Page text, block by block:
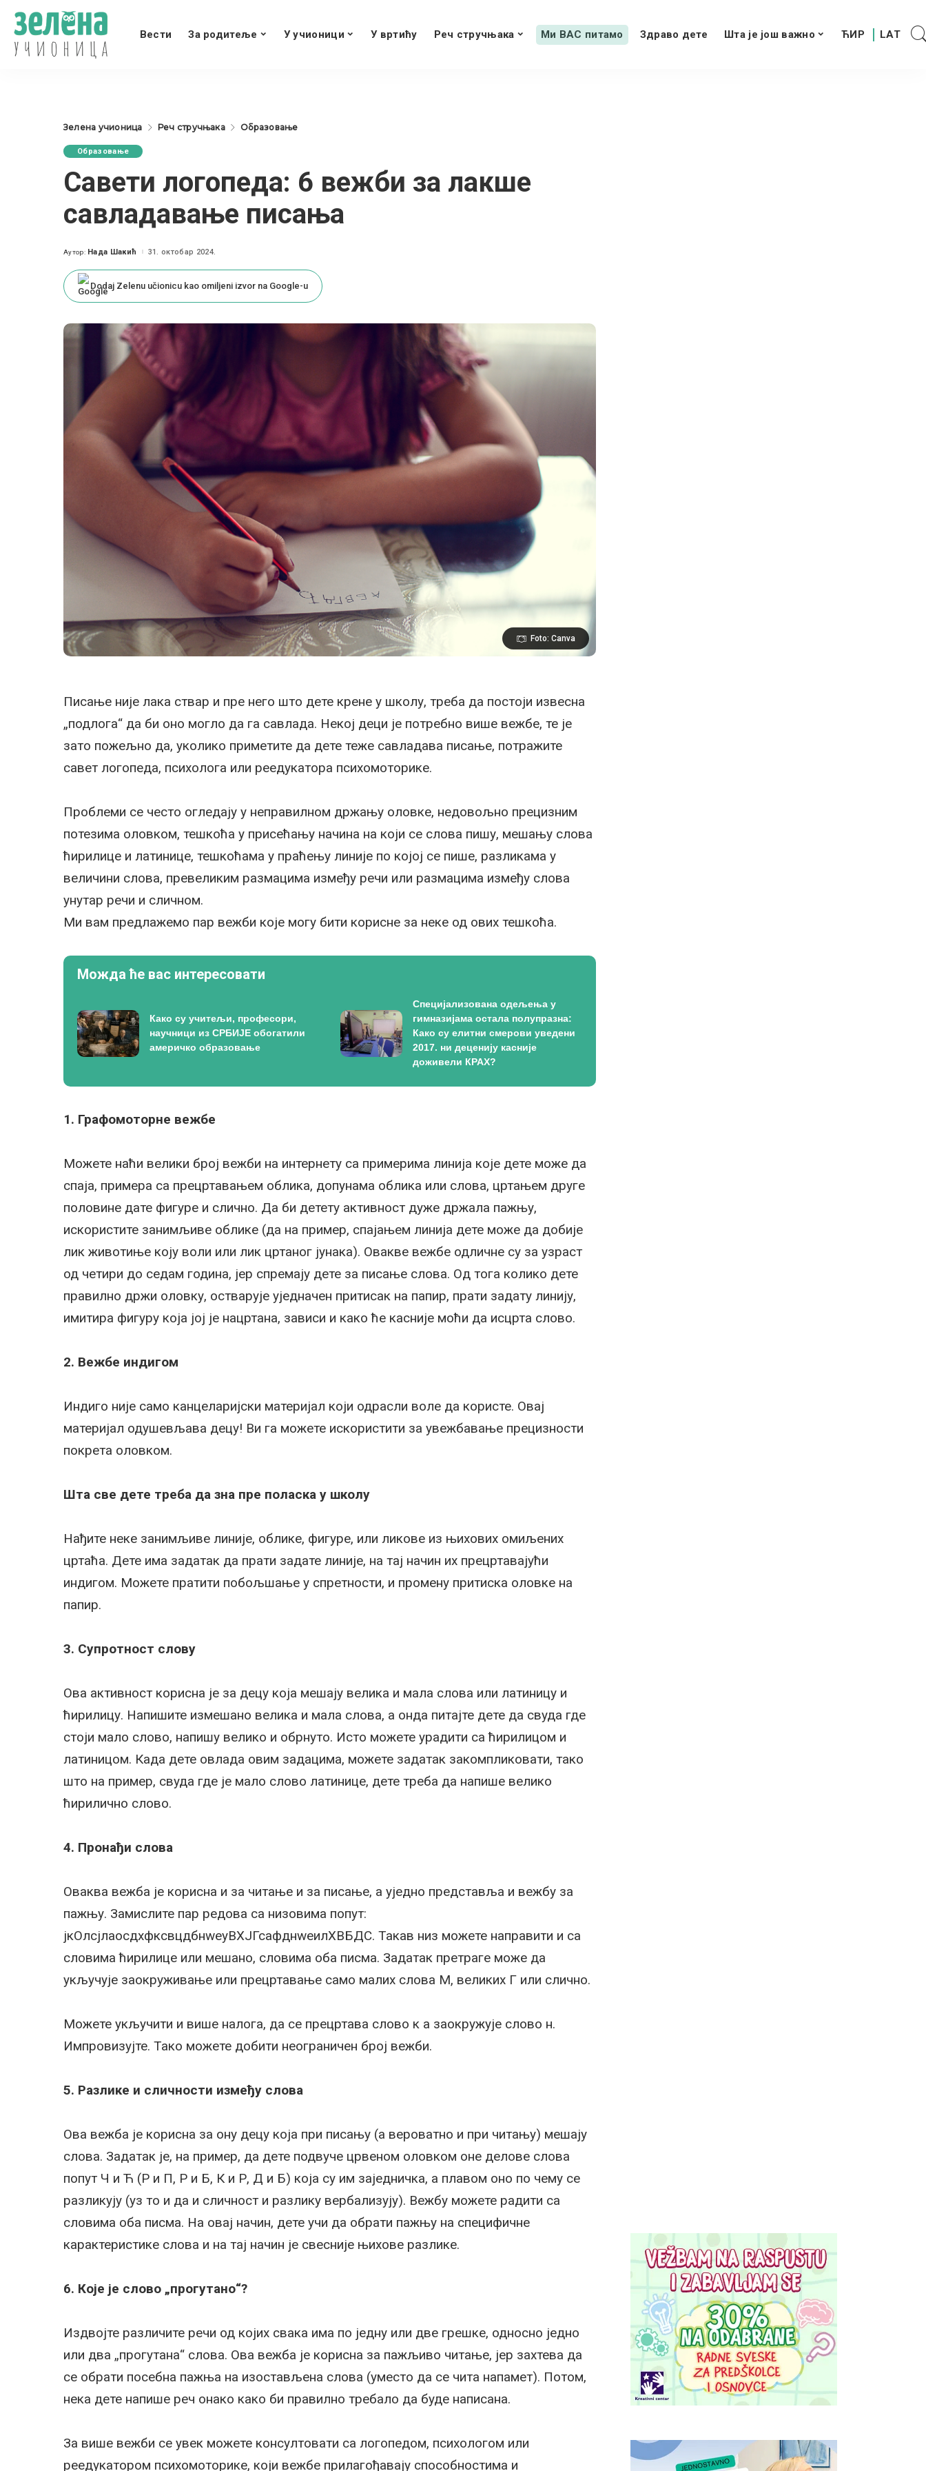
Вести За родитеље У учионици У вртићу Реч стручњака Ми ВАС питамо Здраво дете Шта је још важно
Зелена учионица Реч стручњака Образовање
Образовање
Савети логопеда: 6 вежби за лакше
савладавање писања
Posted
Аутор: Нада Шакић 31. октобар 2024.
Dodaj Zelenu učionicu kao omiljeni izvor na Google-u
Foto: Canva
Писање није лака ствар и пре него што дете крене у школу, треба да постоји извесна
„подлога“ да би оно могло да га савлада. Некој деци је потребно више вежбе, те је
зато пожељно да, уколико приметите да дете теже савладава писање, потражите
савет логопеда, психолога или реедукатора психомоторике.
Проблеми се често огледају у неправилном држању оловке, недовољно прецизним
потезима оловком, тешкоћа у присећању начина на који се слова пишу, мешању слова
ћирилице и латинице, тешкоћама у праћењу линије по којој се пише, разликама у
величини слова, превеликим размацима између речи или размацима између слова
унутар речи и сличном.
Ми вам предлажемо пар вежби које могу бити корисне за неке од ових тешкоћа.
Можда ће вас интересовати
Како су учитељи, професори,
научници из СРБИЈЕ обогатили
америчко образовање
Специјализована одељења у
гимназијама остала полупразна:
Како су елитни смерови уведени
2017. ни деценију касније
доживели КРАХ?
1. Графомоторне вежбе
Можете наћи велики број вежби на интернету са примерима линија које дете може да
спаја, примера са прецртавањем облика, допунама облика или слова, цртањем друге
половине дате фигуре и слично. Да би детету активност дуже држала пажњу,
искористите занимљиве облике (да на пример, спајањем линија дете може да добије
лик животиње коју воли или лик цртаног јунака). Овакве вежбе одличне су за узраст
од четири до седам година, јер спремају дете за писање слова. Од тога колико дете
правилно држи оловку, остварује уједначен притисак на папир, прати задату линију,
имитира фигуру која јој је нацртана, зависи и како ће касније моћи да исцрта слово.
2. Вежбе индигом
Индиго није само канцеларијски материјал који одрасли воле да користе. Овај
материјал одушевљава децу! Ви га можете искористити за увежбавање прецизности
покрета оловком.
Шта све дете треба да зна пре поласка у школу
Нађите неке занимљиве линије, облике, фигуре, или ликове из њихових омиљених
цртаћа. Дете има задатак да прати задате линије, на тај начин их прецртавајући
индигом. Можете пратити побољшање у спретности, и промену притиска оловке на
папир.
3. Супротност слову
Ова активност корисна је за децу која мешају велика и мала слова или латиницу и
ћирилицу. Напишите измешано велика и мала слова, а онда питајте дете да свуда где
стоји мало слово, напишу велико и обрнуто. Исто можете урадити са ћирилицом и
латиницом. Када дете овлада овим задацима, можете задатак закомпликовати, тако
што на пример, свуда где је мало слово латинице, дете треба да напише велико
ћирилично слово.
4. Пронађи слова
Оваква вежба је корисна и за читање и за писање, а уједно представља и вежбу за
пажњу. Замислите пар редова са низовима попут:
јкОлсјлаосдхфксвцдбнwеуВХЈГсафднwеилХВБДС. Такав низ можете направити и са
словима ћирилице или мешано, словима оба писма. Задатак претраге може да
укључује заокруживање или прецртавање само малих слова М, великих Г или слично.
Можете укључити и више налога, да се прецртава слово к а заокружује слово н.
Импровизујте. Тако можете добити неограничен број вежби.
5. Разлике и сличности између слова
Ова вежба је корисна за ону децу која при писању (а вероватно и при читању) мешају
слова. Задатак је, на пример, да дете подвуче црвеном оловком оне делове слова
попут Ч и Ћ (Р и П, Р и Б, К и Р, Д и Б) која су им заједничка, а плавом оно по чему се
разликују (уз то и да и сличност и разлику вербализују). Вежбу можете радити са
словима оба писма. На овај начин, дете учи да обрати пажњу на специфичне
карактеристике слова и на тај начин је свесније њихове разлике.
6. Које је слово „прогутано“?
Издвојте различите речи од којих свака има по једну или две грешке, односно једно
или два „прогутана“ слова. Ова вежба је корисна за пажљиво читање, јер захтева да
се обрати посебна пажња на изостављена слова (уместо да се чита напамет). Потом,
нека дете напише реч онако како би правилно требало да буде написана.
За више вежби се увек можете консултовати са логопедом, психологом или
реедукатором психомоторике, који вежбе прилагођавају способностима и